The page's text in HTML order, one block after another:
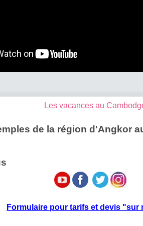
Les vacances au
de la région d'Angkor
Formulaire pour tarifs et devis "sur